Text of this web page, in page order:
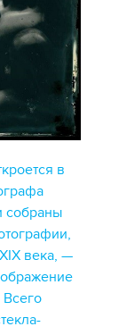
в
собраны
века, —
Всего